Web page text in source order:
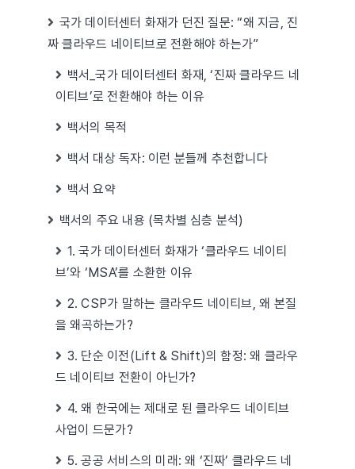
국가 데이터센터 화재가 던진 질문: “왜 지금, 진
짜 클라우드 네이티브로 전환해야 하는가”
백서_국가 데이터센터 화재, ‘진짜 클라우드 네
이티브’로 전환해야 하는 이유
백서의 목적
백서 대상 독자: 이런 분들께 추천합니다
백서 요약
백서의 주요 내용 (목차별 심층 분석)
1. 국가 데이터센터 화재가 ‘클라우드 네이티
브’와 ‘MSA’를 소환한 이유
2. CSP가 말하는 클라우드 네이티브, 왜 본질
을 왜곡하는가?
3. 단순 이전(Lift & Shift)의 함정: 왜 클라우
드 네이티브 전환이 아닌가?
4. 왜 한국에는 제대로 된 클라우드 네이티브
사업이 드문가?
5. 공공 서비스의 미래: 왜 ‘진짜’ 클라우드 네